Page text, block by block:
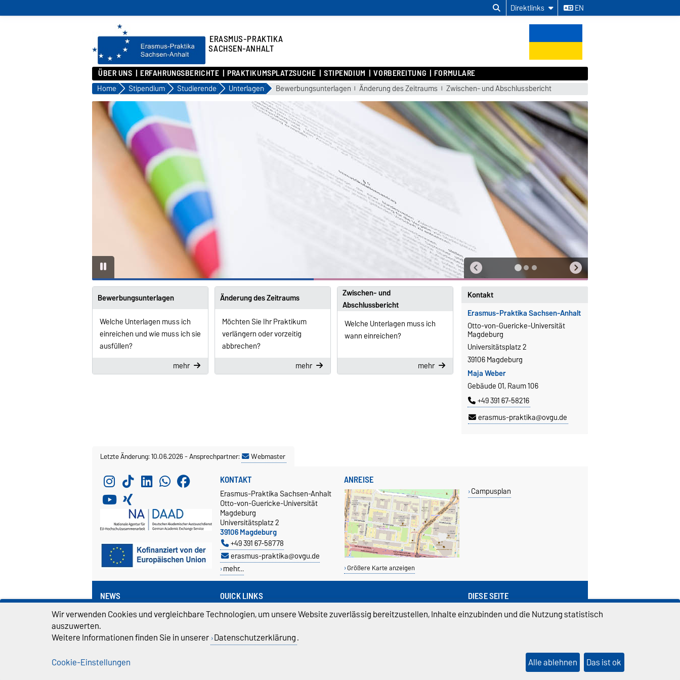
Direktlinks EN
ERASMUS-PRAKTIKA
SACHSEN-ANHALT
ÜBER UNS ERFAHRUNGSBERICHTE PRAKTIKUMSPLATZSUCHE STIPENDIUM VORBEREITUNG FORMULARE
Home Stipendium Studierende Unterlagen Bewerbungsunterlagen Änderung des Zeitraums Zwischen- und Abschlussbericht
Bewerbungsunterlagen
Welche Unterlagen muss ich
einreichen und wie muss ich sie
ausfüllen?
mehr
Änderung des Zeitraums
Möchten Sie Ihr Praktikum
verlängern oder vorzeitig
abbrechen?
mehr
Zwischen- und
Abschlussbericht
Welche Unterlagen muss ich
wann einreichen?
mehr
Kontakt
Erasmus-Praktika Sachsen-Anhalt
Otto-von-Guericke-Universität
Magdeburg
Universitätsplatz 2
39106 Magdeburg
Maja Weber
Gebäude 01, Raum 106
+49 391 67-58216
erasmus-praktika@ovgu.de
Letzte Änderung: 10.06.2026-Ansprechpartner: Webmaster
KONTAKT
Erasmus-Praktika Sachsen-Anhalt
Otto-von-Guericke-Universität
Magdeburg
Universitätsplatz 2
39106 Magdeburg
+49 391 67-58778
erasmus-praktika@ovgu.de
mehr…
ANREISE
Größere Karte anzeigen
Campusplan
NEWS
Aktuelles
Infoveranstaltungen
QUICK LINKS
Unterkunft
Versicherung
Sprachkurs
Anerkennung
DIESE SEITE
Vorlesen
Sitemap
Wir verwenden Cookies und vergleichbare Technologien, um unsere Website zuverlässig bereitzustellen, Inhalte einzubinden und die Nutzung statistisch
auszuwerten.
Weitere Informationen finden Sie in unserer Datenschutzerklärung.
Cookie-Einstellungen
Alle ablehnen Das ist ok